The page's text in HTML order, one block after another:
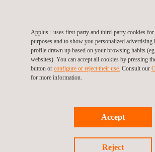
aan dit inspirerende evenement. Samen
toekomst van de waterstofeconomie
Vind meer informatie over onzeduurzame
Terug naar evenementen
Applus+ uses first-party and third-party cookies for
purposes and to show you personalized advertising
profile drawn up based on your browsing habits
websites). You can accept all cookies by pressing
button or configure or reject their use. Consult our
for more information.
Accept
Reject